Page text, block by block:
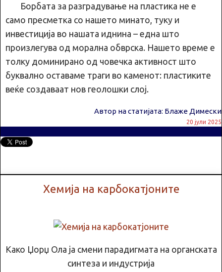
Борбата за разградување на пластика не е
само пресметка со нашето минато, туку и
инвестиција во нашата иднина – една што
произлегува од морална обврска. Нашето време е
толку доминирано од човечка активност што
буквално оставаме траги во каменот: пластиките
веќе создаваат нов геолошки слој.
Автор на статијата: Блаже Димески
20 јули 2025
Хемија на карбокатјоните
Како Џорџ Ола ја смени парадигмата на органската
синтеза и индустрија